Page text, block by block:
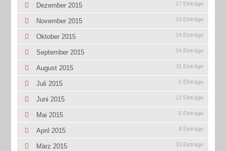
Dezember 2015 17 Einträge
November 2015 29 Einträge
Oktober 2015 24 Einträge
September 2015 24 Einträge
August 2015 11 Einträge
Juli 2015 6 Einträge
Juni 2015 12 Einträge
Mai 2015 6 Einträge
April 2015 8 Einträge
März 2015 33 Einträge